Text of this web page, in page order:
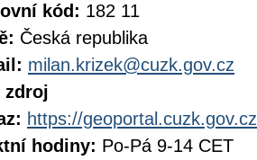
kód: 182 11
Česká republika
milan.krizek@cuzk.gov.cz
zdroj
https://geoportal.cuzk.gov.cz
hodiny: Po-Pá 9-14 CET